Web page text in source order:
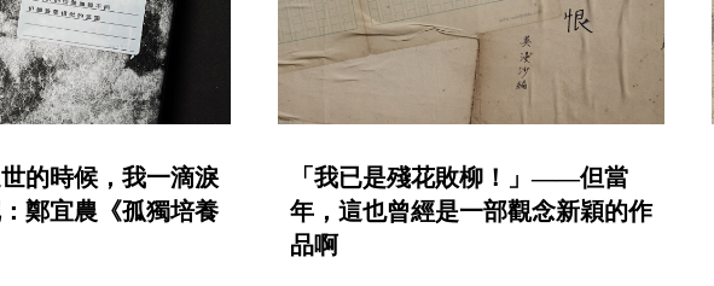
的時候，我一滴淚
鄭宜農《孤獨培養
「我已是殘花敗柳！」——但當
年，這也曾經是一部觀念新穎的作
品啊